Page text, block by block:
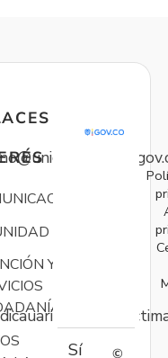
Y
Sí
©